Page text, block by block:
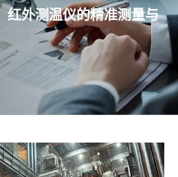
红外测温仪的精准测量与